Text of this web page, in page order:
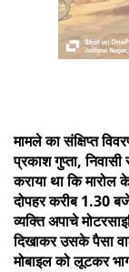
मामले का संक्षिप्त
प्रकाश गुप्ता, निवासी
कराया था कि मारोल
दोपहर करीब 1.30
व्यक्ति अपाचे
दिखाकर उसके पैसा
मोबाइल को लूटकर